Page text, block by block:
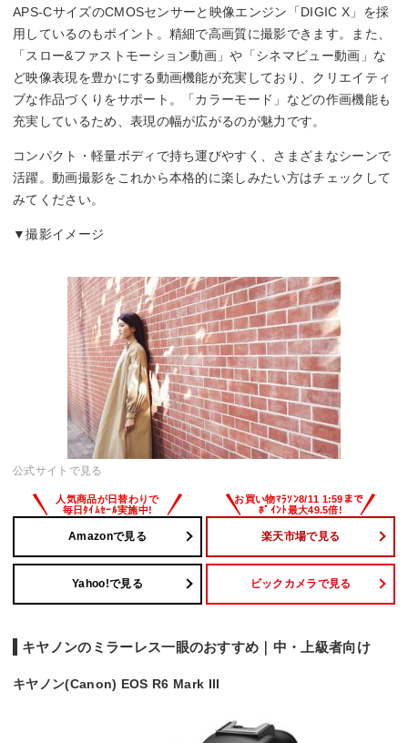
APS-CサイズのCMOSセンサーと映像エンジン「DIGIC X」を採
用しているのもポイント。精細で高画質に撮影できます。また、
「スロー&ファストモーション動画」や「シネマビュー動画」な
ど映像表現を豊かにする動画機能が充実しており、クリエイティ
ブな作品づくりをサポート。「カラーモード」などの作画機能も
充実しているため、表現の幅が広がるのが魅力です。
コンパクト・軽量ボディで持ち運びやすく、さまざまなシーンで
活躍。動画撮影をこれから本格的に楽しみたい方はチェックして
みてください。
▼撮影イメージ
公式サイトで見る
Amazonで見る 楽天市場で見る
Yahoo!で見る ビックカメラで見る
キヤノンのミラーレス一眼のおすすめ｜中・上級者向け
キヤノン(Canon) EOS R6 Mark III